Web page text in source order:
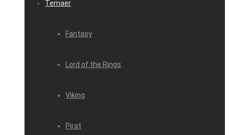
Temaer
Fantasy
Lord of the Rings
Viking
Pirat